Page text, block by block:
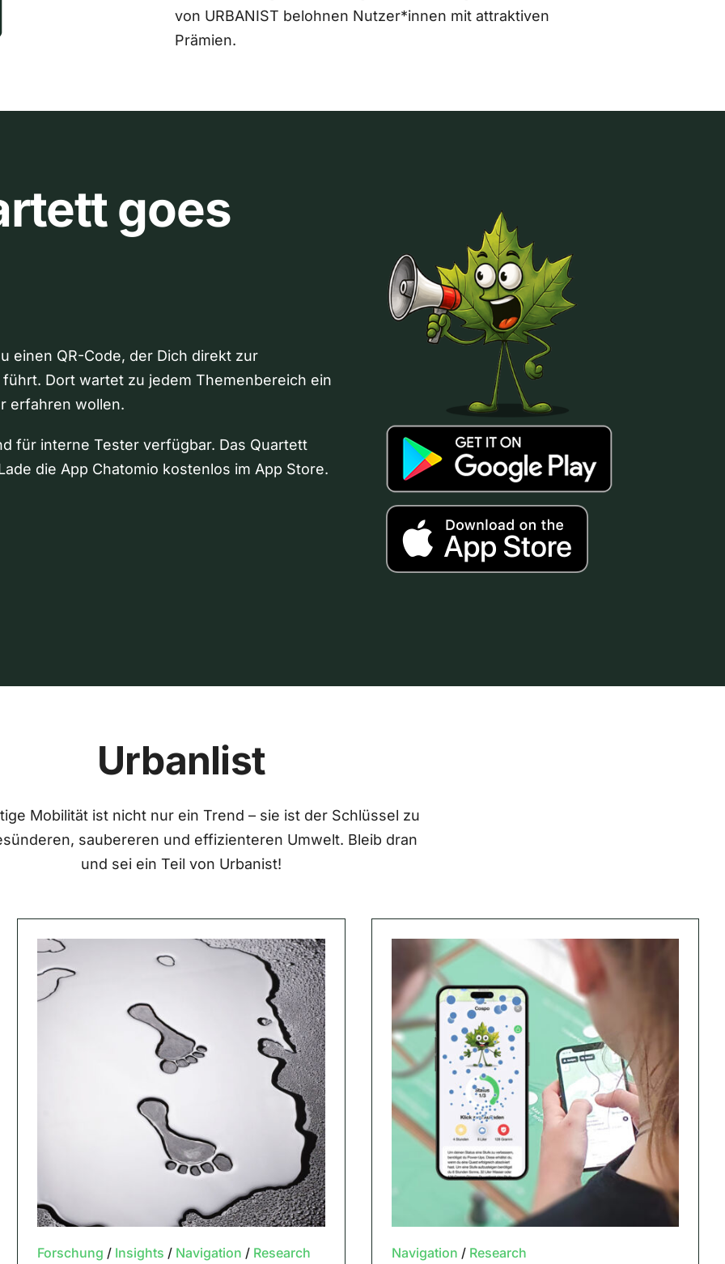
von URBANIST belohnen Nutzer*innen mit attraktiven
Prämien.
goes
einen QR-Code, der Dich direkt zur
Dort wartet zu jedem Themenbereich ein
erfahren wollen.
für interne Tester verfügbar. Das Quartett
die App Chatomio kostenlos im App Store.
Urbanlist
Mobilität ist nicht nur ein Trend – sie ist der Schlüssel zu
saubereren und effizienteren Umwelt. Bleib dran
und sei ein Teil von Urbanist!
Forschung / Insights / Navigation / Research Navigation / Research